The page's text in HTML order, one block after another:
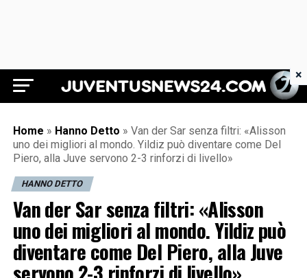
Juventus News 24
Home » Hanno Detto » Van der Sar senza filtri: «Alisson
uno dei migliori al mondo. Yildiz può diventare come Del
Piero, alla Juve servono 2-3 rinforzi di livello»
HANNO DETTO
Van der Sar senza filtri: «Alisson
uno dei migliori al mondo. Yildiz può
diventare come Del Piero, alla Juve
×